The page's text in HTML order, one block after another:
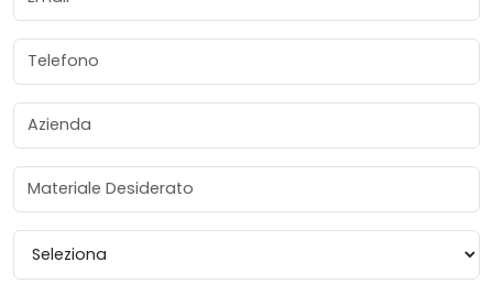
Telefono
Azienda
Materiale Desiderato
Provincia